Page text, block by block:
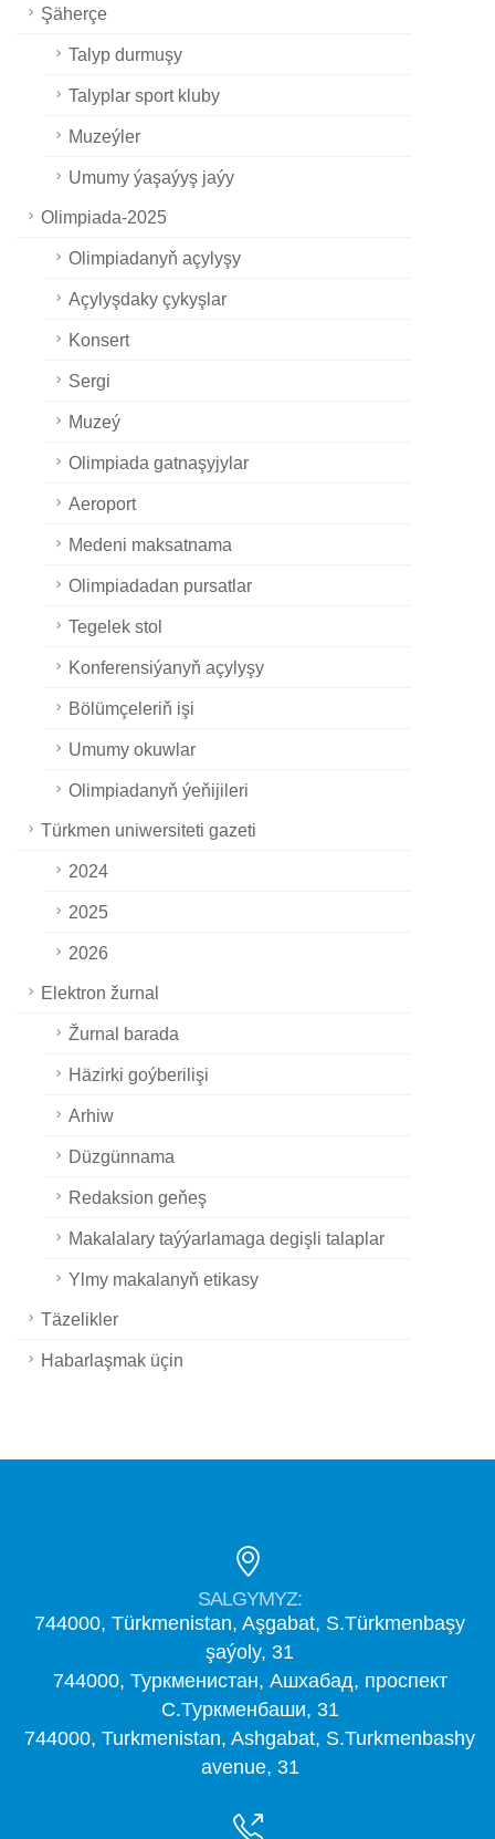
Şäherçe
Talyp durmuşy
Talyplar sport kluby
Muzeýler
Umumy ýaşaýyş jaýy
Olimpiada-2025
Olimpiadanyň açylyşy
Açylyşdaky çykyşlar
Konsert
Sergi
Muzeý
Olimpiada gatnaşyjylar
Aeroport
Medeni maksatnama
Olimpiadadan pursatlar
Tegelek stol
Konferensiýanyň açylyşy
Bölümçeleriň işi
Umumy okuwlar
Olimpiadanyň ýeňijileri
Türkmen uniwersiteti gazeti
2024
2025
2026
Elektron žurnal
Žurnal barada
Häzirki goýberilişi
Arhiw
Düzgünnama
Redaksion geňeş
Makalalary taýýarlamaga degişli talaplar
Ylmy makalanyň etikasy
Täzelikler
Habarlaşmak üçin
SALGYMYZ:
744000, Türkmenistan, Aşgabat, S.Türkmenbaşy
şaýoly, 31
744000, Туркменистан, Ашхабад, проспект
С.Туркменбаши, 31
744000, Turkmenistan, Ashgabat, S.Turkmenbashy
avenue, 31